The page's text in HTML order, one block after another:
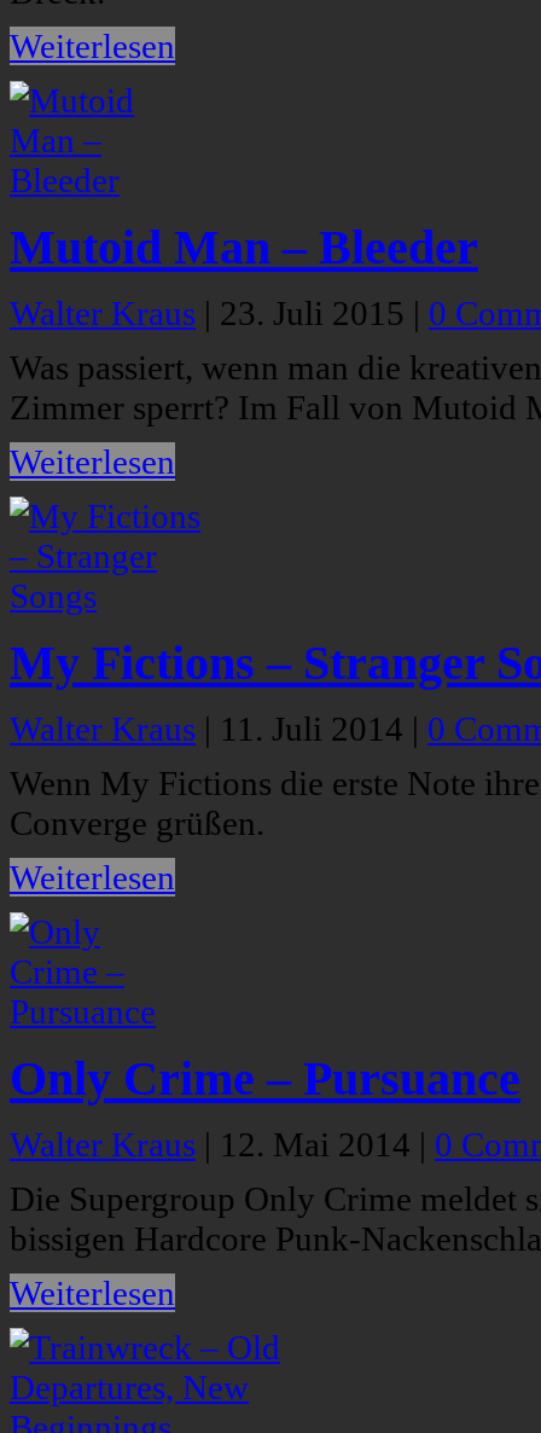
Weiterlesen
Mutoid Man – Bleeder
Walter Kraus | 23. Juli 2015 | 0
Was passiert, wenn man die
Zimmer sperrt? Im Fall von Mutoid
Weiterlesen
My Fictions – Stranger
Walter Kraus | 11. Juli 2014 | 0
Wenn My Fictions die erste Note
Converge grüßen.
Weiterlesen
Only Crime – Pursuance
Walter Kraus | 12. Mai 2014 | 0
Die Supergroup Only Crime meldet
bissigen Hardcore Punk-
Weiterlesen